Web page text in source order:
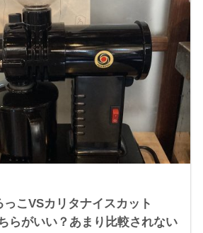
こVSカリタナイスカット
らがいい？あまり比較されない